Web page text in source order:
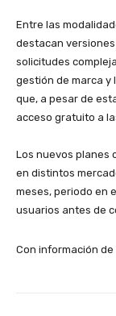
​Entre las
destacan
solicitudes
gestión de marca y
que, a pesar de
acceso gratuito a
​Los nuevos planes
en distintos
meses, periodo en
usuarios antes de
Con información de